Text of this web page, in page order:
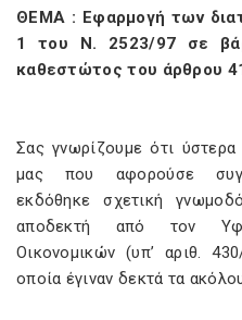
ΘΕΜΑ : Εφαρμογή των
1 του Ν. 2523/97 σε
καθεστώτος του άρθρου
Σας γνωρίζουμε ότι
μας που αφορούσε
εκδόθηκε σχετική
αποδεκτή από τον
Οικονομικών (υπ’ αριθ.
οποία έγιναν δεκτά τα